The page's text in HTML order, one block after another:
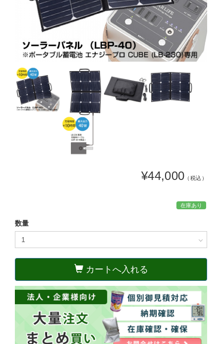
¥44,000 （税込）
在庫あり
数量
カートへ入れる